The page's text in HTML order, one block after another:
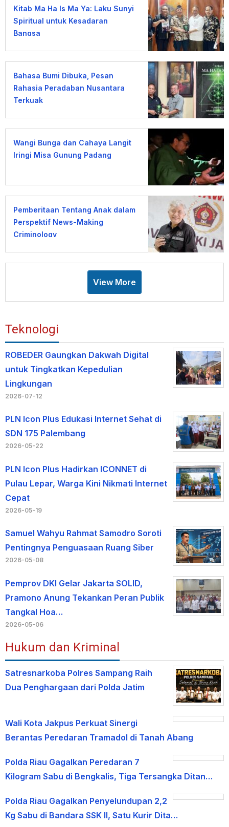
Kitab Ma Ha Is Ma Ya: Laku Sunyi
Spiritual untuk Kesadaran
Bangsa
Bahasa Bumi Dibuka, Pesan
Rahasia Peradaban Nusantara
Terkuak
Wangi Bunga dan Cahaya Langit
Iringi Misa Gunung Padang
Pemberitaan Tentang Anak dalam
Perspektif News-Making
Criminology
View More
Teknologi
ROBEDER Gaungkan Dakwah Digital
untuk Tingkatkan Kepedulian
Lingkungan
2026-07-12
PLN Icon Plus Edukasi Internet Sehat di
SDN 175 Palembang
2026-05-22
PLN Icon Plus Hadirkan ICONNET di
Pulau Lepar, Warga Kini Nikmati Internet
Cepat
2026-05-19
Samuel Wahyu Rahmat Samodro Soroti
Pentingnya Penguasaan Ruang Siber
2026-05-08
Pemprov DKI Gelar Jakarta SOLID,
Pramono Anung Tekankan Peran Publik
Tangkal Hoa…
2026-05-06
Hukum dan Kriminal
Satresnarkoba Polres Sampang Raih
Dua Penghargaan dari Polda Jatim
Wali Kota Jakpus Perkuat Sinergi
Berantas Peredaran Tramadol di Tanah Abang
Polda Riau Gagalkan Peredaran 7
Kilogram Sabu di Bengkalis, Tiga Tersangka Ditan…
Polda Riau Gagalkan Penyelundupan 2,2
Kg Sabu di Bandara SSK II, Satu Kurir Dita…